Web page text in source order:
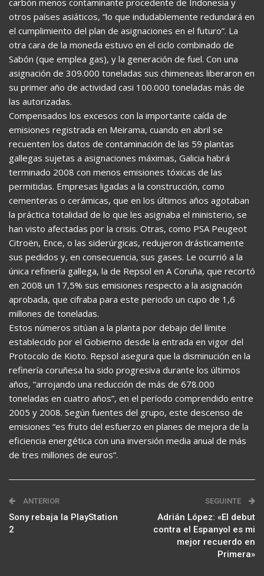
carbón menos contaminante procedente de Indonesia y
otros países asiáticos, “lo que indudablemente redundará en
el cumplimiento del plan de asignaciones en el futuro”. La
otra cara de la moneda estuvo en el ciclo combinado de
Sabón (que emplea gas), y la generación de fuel. Con una
asignación de 309.000 toneladas sus chimeneas liberaron en
su primer año de actividad casi 100.000 toneladas más de
las autorizadas.
Compensados los excesos con la importante caída de
emisiones registrada en Meirama, cuando en abril se
recuenten los datos de contaminación de las 59 plantas
gallegas sujetas a asignaciones máximas, Galicia habrá
terminado 2008 con menos emisiones tóxicas de las
permitidas. Empresas ligadas a la construcción, como
cementeras o cerámicas, que en los últimos años agotaban
la práctica totalidad de lo que les asignaba el ministerio, se
han visto afectadas por la crisis. Otras, como PSA Peugeot
Citroën, Ence, o las siderúrgicas, redujeron drásticamente
sus pedidos y, en consecuencia, sus gases. Le ocurrió a la
única refinería gallega, la de Repsol en A Coruña, que recortó
en 2008 un 17,5% sus emisiones respecto a la asignación
aprobada, que cifraba para este periodo un cupo de 1,6
millones de toneladas.
Estos números sitúan a la planta por debajo del límite
establecido por el Gobierno desde la entrada en vigor del
Protocolo de Kioto. Repsol asegura que la disminución en la
refinería coruñesa ha sido progresiva durante los últimos
años, “arrojando una reducción de más de 678.000
toneladas en cuatro años”, en el período comprendido entre
2005 y 2008. Según fuentes del grupo, este descenso de
emisiones “es fruto del esfuerzo en planes de mejora de la
eficiencia energética con una inversión media anual de más
de tres millones de euros”.
ANTERIOR
Sony rebaja la PlayStation
2
SEGUINTE
Adrián López: «El debut
contra el Espanyol es mi
mejor recuerdo en
Primera»